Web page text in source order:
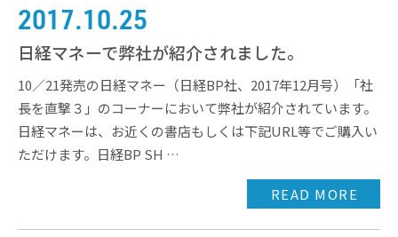
2017.10.25
日経マネーで弊社が紹介されました。
10／21発売の日経マネー（日経BP社、2017年12月号）「社
長を直撃３」のコーナーにおいて弊社が紹介されています。
日経マネーは、お近くの書店もしくは下記URL等でご購入い
ただけます。日経BP SH …
READ MORE